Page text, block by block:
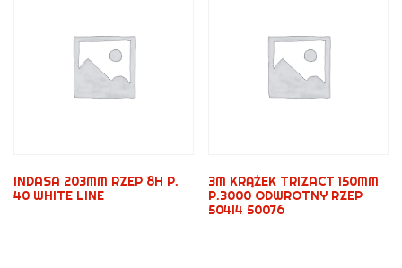
INDASA 203MM RZEP 8H P.
40 WHITE LINE
3M KRĄŻEK TRIZACT 150MM
P.3000 ODWROTNY RZEP
50414 50076